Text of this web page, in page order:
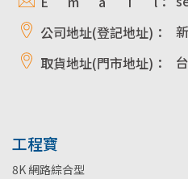
公司地址(登記地址)：
取貨地址(門市地址)：
工程寶
8K 網路綜合型